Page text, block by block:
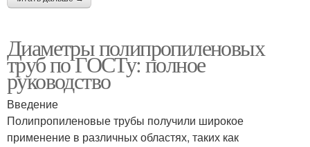
Диаметры полипропиленовых
труб по ГОСТу: полное
руководство
Введение
Полипропиленовые трубы получили широкое
применение в различных областях, таких как